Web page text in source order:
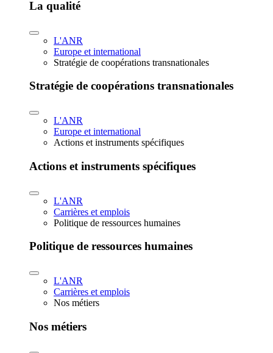
La qualité
L'ANR
Europe et international
Stratégie de coopérations transnationales
Stratégie de coopérations transnationales
L'ANR
Europe et international
Actions et instruments spécifiques
Actions et instruments spécifiques
L'ANR
Carrières et emplois
Politique de ressources humaines
Politique de ressources humaines
L'ANR
Carrières et emplois
Nos métiers
Nos métiers